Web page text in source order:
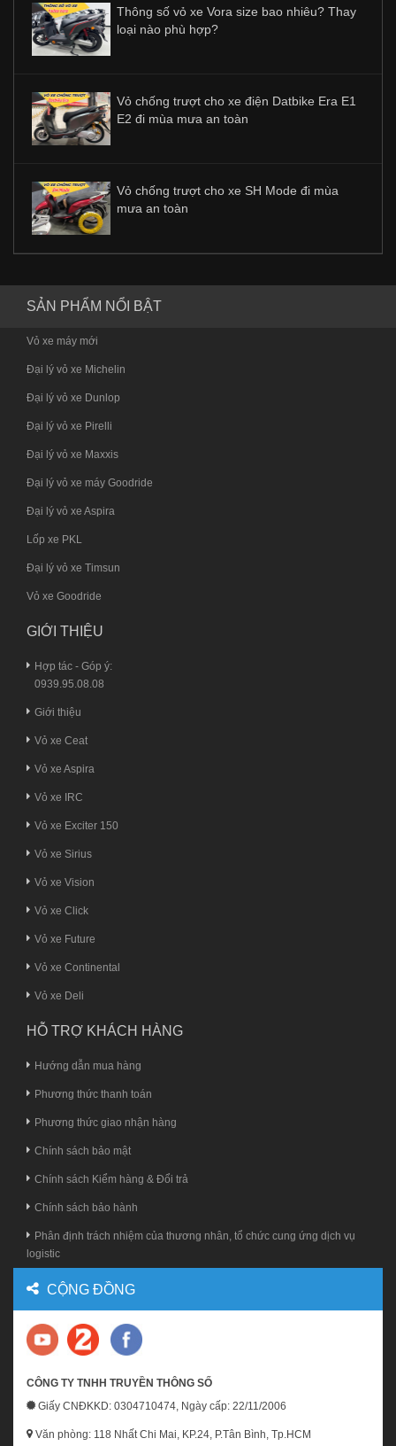
Thông số vỏ xe Vora size bao nhiêu? Thay
loại nào phù hợp?
Vỏ chống trượt cho xe điện Datbike Era E1
E2 đi mùa mưa an toàn
Vỏ chống trượt cho xe SH Mode đi mùa
mưa an toàn
SẢN PHẨM NỔI BẬT
Vỏ xe máy mới
Đại lý vỏ xe Michelin
Đại lý vỏ xe Dunlop
Đại lý vỏ xe Pirelli
Đại lý vỏ xe Maxxis
Đại lý vỏ xe máy Goodride
Đại lý vỏ xe Aspira
Lốp xe PKL
Đại lý vỏ xe Timsun
Vỏ xe Goodride
GIỚI THIỆU
Hợp tác - Góp ý:
0939.95.08.08
Giới thiệu
Vỏ xe Ceat
Vỏ xe Aspira
Vỏ xe IRC
Vỏ xe Exciter 150
Vỏ xe Sirius
Vỏ xe Vision
Vỏ xe Click
Vỏ xe Future
Vỏ xe Continental
Vỏ xe Deli
HỖ TRỢ KHÁCH HÀNG
Hướng dẫn mua hàng
Phương thức thanh toán
Phương thức giao nhận hàng
Chính sách bảo mật
Chính sách Kiểm hàng & Đổi trả
Chính sách bảo hành
Phân định trách nhiệm của thương nhân, tổ chức cung ứng dịch vụ
logistic
CỘNG ĐỒNG
CÔNG TY TNHH TRUYỀN THÔNG SỐ
Giấy CNĐKKD: 0304710474, Ngày cấp: 22/11/2006
Văn phòng: 118 Nhất Chi Mai, KP.24, P.Tân Bình, Tp.HCM